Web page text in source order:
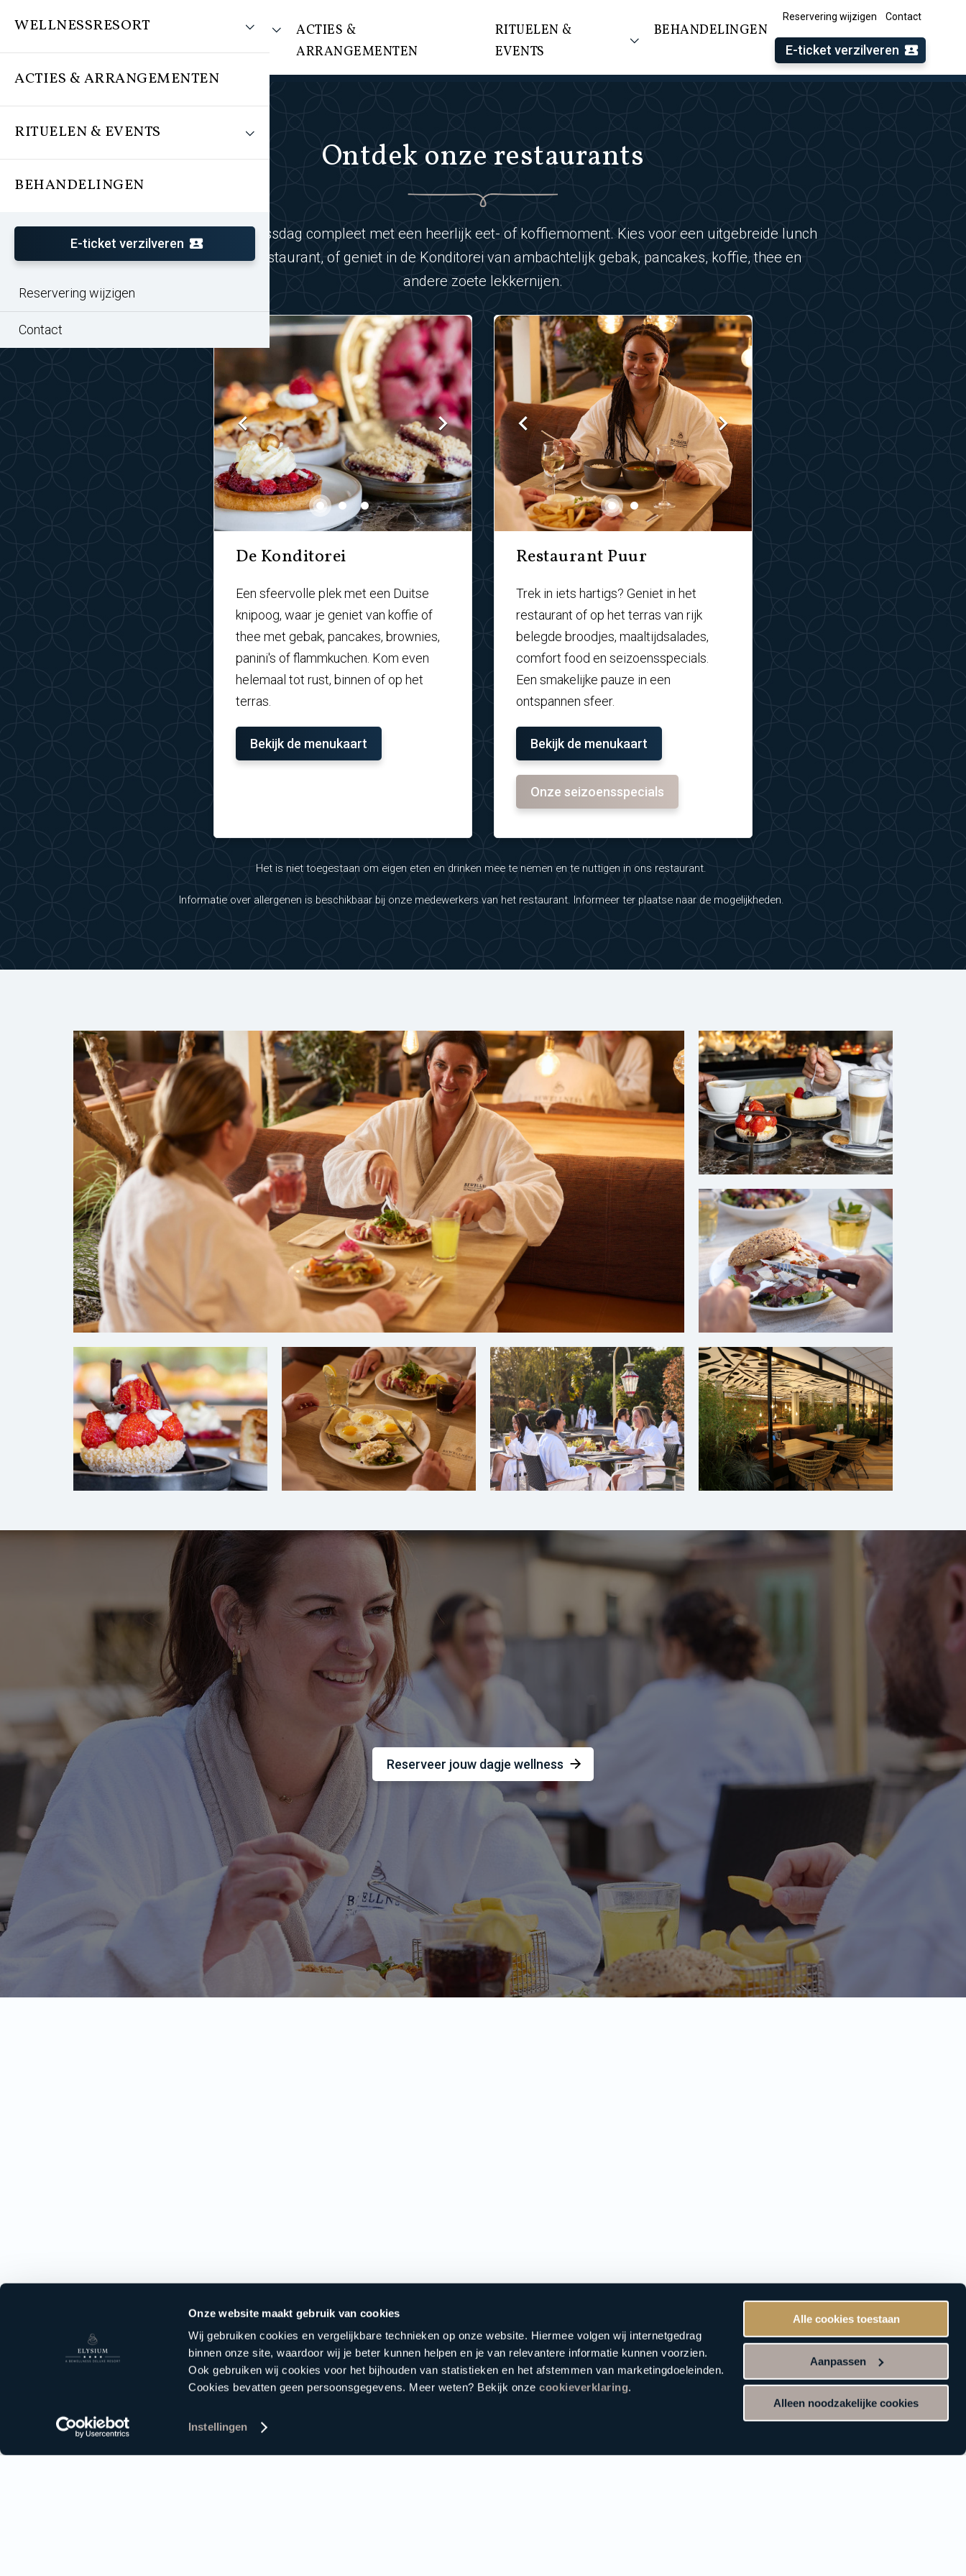
Onze website maakt gebruik van cookies
Wij gebruiken cookies en vergelijkbare technieken op onze website. Hiermee volgen wij internetgedrag
binnen onze site, waardoor wij je beter kunnen helpen en je van relevantere informatie kunnen voorzien.
Ook gebruiken wij cookies voor het bijhouden van statistieken en het afstemmen van marketingdoeleinden.
Cookies bevatten geen persoonsgegevens. Meer weten? Bekijk onzecookieverklaring.
Instellingen
Alle cookies toestaan
Aanpassen
Alleen noodzakelijke cookies
Reservering wijzigen Contact
WELLNESSRESORT
ACTIES &
ARRANGEMENTEN
RITUELEN &
EVENTS
BEHANDELINGEN
E-ticket verzilveren
WELLNESSRESORT
ACTIES & ARRANGEMENTEN
RITUELEN & EVENTS
BEHANDELINGEN
E-ticket verzilveren
Reservering wijzigen
Contact
Ontdek onze restaurants
Maak jouw wellnessdag compleet met een heerlijk eet- of koffiemoment. Kies voor een uitgebreide lunch
of diner in het restaurant, of geniet in de Konditorei van ambachtelijk gebak, pancakes, koffie, thee en
andere zoete lekkernijen.
De Konditorei
Een sfeervolle plek met een Duitse
knipoog, waar je geniet van koffie of
thee met gebak, pancakes, brownies,
panini's of flammkuchen. Kom even
helemaal tot rust, binnen of op het
terras.
Bekijk de menukaart
Restaurant Puur
Trek in iets hartigs? Geniet in het
restaurant of op het terras van rijk
belegde broodjes, maaltijdsalades,
comfort food en seizoensspecials.
Een smakelijke pauze in een
ontspannen sfeer.
Bekijk de menukaart
Onze seizoensspecials
Het is niet toegestaan om eigen eten en drinken mee te nemen en te nuttigen in ons restaurant.
Informatie over allergenen is beschikbaar bij onze medewerkers van het restaurant. Informeer ter plaatse naar de mogelijkheden.
Reserveer jouw dagje wellness